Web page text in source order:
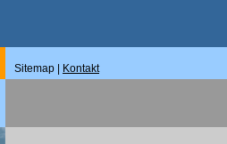
Sitemap | Kontakt